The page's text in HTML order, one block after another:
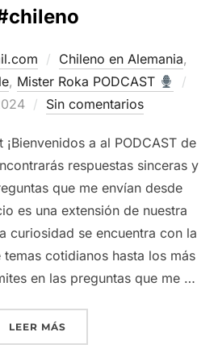
Chileno en Alemania,
, Mister Roka PODCAST
Sin comentarios
a al PODCAST de
respuestas sinceras y
que me envían desde
es una extensión de nuestra
curiosidad se encuentra con la
cotidianos hasta los más
en las preguntas que me …
LEER MÁS“